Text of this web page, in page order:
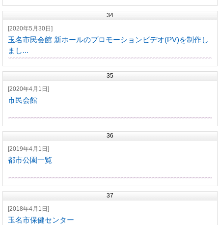
34
[2020年5月30日]
玉名市民会館 新ホールのプロモーションビデオ(PV)を制作し
まし...
35
[2020年4月1日]
市民会館
36
[2019年4月1日]
都市公園一覧
37
[2018年4月1日]
玉名市保健センター